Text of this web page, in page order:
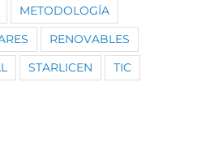
METODOLOGÍA
RENOVABLES
STARLICEN TIC